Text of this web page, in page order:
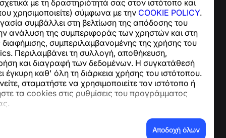
με τη δραστηριότητά σας στον ιστότοπο και
χρησιμοποιείτε) σύμφωνα με την COOKIE POLICY.
συμβάλλει στη βελτίωση της απόδοσης του
ανάλυση της συμπεριφοράς των χρηστών και στη
διαφήμισης, συμπεριλαμβανομένης της χρήσης του
Περιλαμβάνει τη συλλογή, αποθήκευση,
και διαγραφή των δεδομένων. Η συγκατάθεσή
έγκυρη καθ' όλη τη διάρκεια χρήσης του ιστότοπου.
σταματήστε να χρησιμοποιείτε τον ιστότοπο ή
τα cookies στις ρυθμίσεις του προγράμματος
Αποδοχή όλων
Επαφές